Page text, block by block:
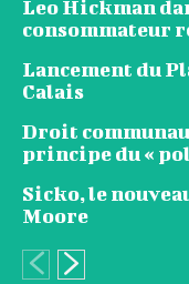
Leo Hickman
consommateur
Lancement du
Calais
Droit
principe du «
Sicko, le
Moore